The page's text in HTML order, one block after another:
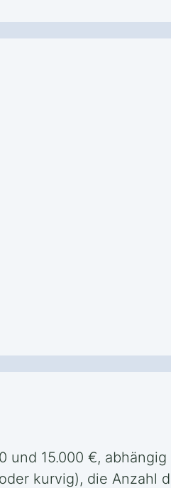
15.000 €,
kurvig), die Anzahl